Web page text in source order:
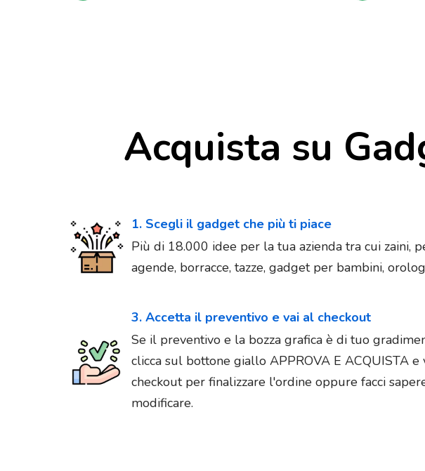
Acquista su
1. Scegli il gadget che più ti piace
Più di 18.000 idee per la tua azienda tra cui zaini,
agende, borracce, tazze, gadget per bambini,
3. Accetta il preventivo e vai al checkout
Se il preventivo e la bozza grafica è di tuo
clicca sul bottone giallo APPROVA E ACQUISTA e
checkout per finalizzare l'ordine oppure facci
modificare.